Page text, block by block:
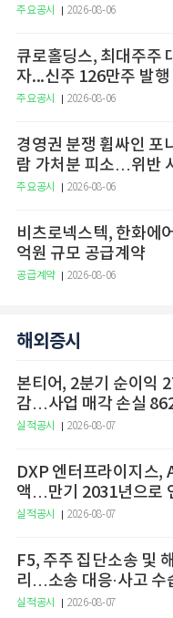
주요공시 2026-08-06
큐로홀딩스, 최대주주
자...신주 126만주 발행
주요공시 2026-08-06
경영권 분쟁 휩싸인 포
람 가처분 피소…위반
구
주요공시 2026-08-06
비츠로넥스텍, 한화에
억원 규모 공급계약
공급계약 2026-08-06
해외증시
본티어, 2분기 순이익
감…사업 매각 손실
실적공시 2026-08-07
DXP 엔터프라이지스,
액…만기 2031년으로
실적공시 2026-08-07
F5, 주주 집단소송 및
리…소송 대응·사고 수
출
실적공시 2026-08-07